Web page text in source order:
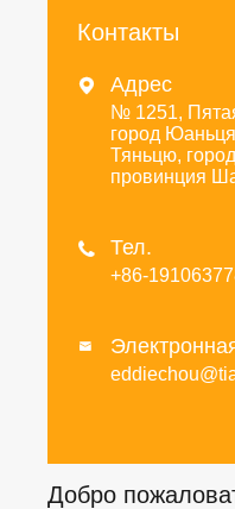
Контакты
 Адрес
№ 1251,
город
Тяньцю,
провинция
 Тел.
+86-

Добро